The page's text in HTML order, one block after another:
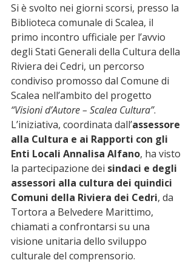
Si è svolto nei giorni scorsi, presso la
Biblioteca comunale di Scalea, il
primo incontro ufficiale per l’avvio
degli Stati Generali della Cultura della
Riviera dei Cedri, un percorso
condiviso promosso dal Comune di
Scalea nell’ambito del progetto
“Visioni d’Autore – Scalea Cultura”.
L’iniziativa, coordinata dall’assessore
alla Cultura e ai Rapporti con gli
Enti Locali Annalisa Alfano, ha visto
la partecipazione dei sindaci e degli
assessori alla cultura dei quindici
Comuni della Riviera dei Cedri, da
Tortora a Belvedere Marittimo,
chiamati a confrontarsi su una
visione unitaria dello sviluppo
culturale del comprensorio.